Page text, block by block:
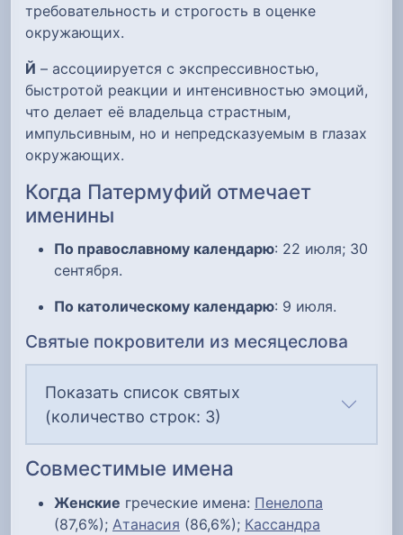
требовательность и строгость в оценке
окружающих.
Й – ассоциируется с экспрессивностью,
быстротой реакции и интенсивностью эмоций,
что делает её владельца страстным,
импульсивным, но и непредсказуемым в глазах
окружающих.
Когда Патермуфий отмечает
именины
По православному календарю: 22 июля; 30
сентября.
По католическому календарю: 9 июля.
Святые покровители из месяцеслова
Показать список святых
(количество строк: 3)
Совместимые имена
Женские греческие имена: Пенелопа
(87,6%); Атанасия (86,6%); Кассандра